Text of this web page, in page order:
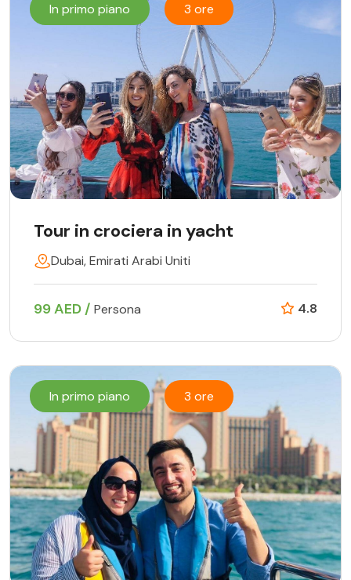
In primo piano 3 ore
Tour in crociera in yacht
Dubai, Emirati Arabi Uniti
99 AED / Persona 4.8
In primo piano 3 ore